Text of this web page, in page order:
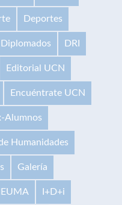
Deportes
Diplomados DRI
Editorial UCN
Encuéntrate UCN
Alumnos
Humanidades
Galería
I+D+i